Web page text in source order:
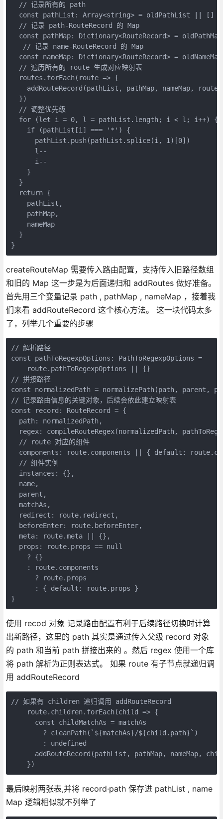
  // 记录所有的 path
  const pathList: Array<string> = oldPathList || []
  // 记录 path-RouteRecord 的 Map
const pathMap: Dictionary<RouteRecord> =
   // 记录 name-RouteRecord 的 Map
const nameMap: Dictionary<RouteRecord> =
  // 遍历所有的 route 生成对应映射表
  routes.forEach(route => {
    addRouteRecord(pathList, pathMap, nameMap, route)
  })
  // 调整优先级
  for (let i = 0, l = pathList.length; i < l; i++) {
    if (pathList[i] === '*') {
      pathList.push(pathList.splice(i, 1)[0])
      l--
      i--
    }
  }
  return {
    pathList,
    pathMap,
    nameMap
  }
}
createRouteMap 需要传入路由配置，支持传入旧路径数组
和旧的 Map 这一步是为后面递归和 addRoutes 做好准备。
首先用三个变量记录 path , pathMap , nameMap ，接着我
们来看 addRouteRecord 这个核心方法。 这一块代码太多
了，列举几个重要的步骤
// 解析路径
const pathToRegexpOptions: PathToRegexpOptions =
    route.pathToRegexpOptions || {}
// 拼接路径
const normalizedPath = normalizePath(path, parent,
// 记录路由信息的关键对象，后续会依此建立映射表
const record: RouteRecord = {
  path: normalizedPath,
regex: compileRouteRegex(normalizedPath,
  // route 对应的组件
components: route.components || { default:
  // 组件实例
  instances: {},
  name,
  parent,
  matchAs,
  redirect: route.redirect,
  beforeEnter: route.beforeEnter,
  meta: route.meta || {},
  props: route.props == null
    ? {}
    : route.components
      ? route.props
      : { default: route.props }
}
使用 recod 对象 记录路由配置有利于后续路径切换时计算
出新路径，这里的 path 其实是通过传入父级 record 对象
的 path 和当前 path 拼接出来的 。然后 regex 使用一个库
将 path 解析为正则表达式。 如果 route 有子节点就递归调
用 addRouteRecord
// 如果有 children 递归调用 addRouteRecord
    route.children.forEach(child => {
      const childMatchAs = matchAs
        ? cleanPath(`${matchAs}/${child.path}`)
        : undefined
addRouteRecord(pathList, pathMap, nameMap,
    })
最后映射两张表,并将 record·path 保存进 pathList , name
Map 逻辑相似就不列举了